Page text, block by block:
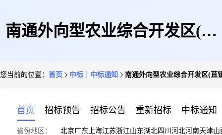
南通外向型农业综合开发区(苴
您当前的位置： 首页 中标｜中标通知 南通外向型农业综合开发区(苴
首页 招标预告 招标公告 重新招标 中标通知
省份地区： 北京广东 上海江苏浙江山东湖北四川 河北河南天津山